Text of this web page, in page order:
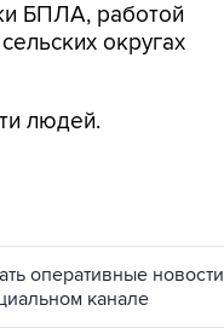
БПЛА, работой
округах
людей.
оперативные новости
канале